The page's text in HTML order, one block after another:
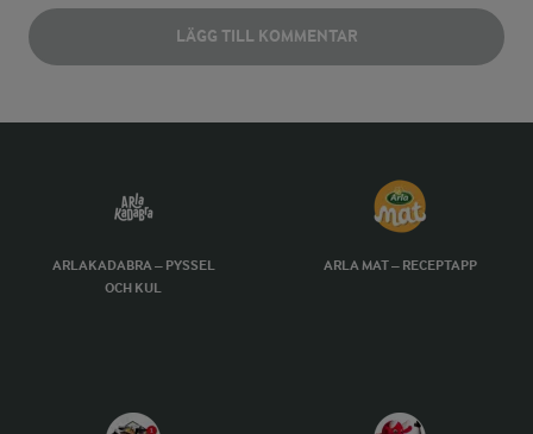
LÄGG TILL KOMMENTAR
ARLAKADABRA – PYSSEL
OCH KUL
ARLA MAT – RECEPTAPP